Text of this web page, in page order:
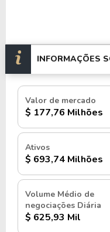
INFORMAÇÕES
Valor de mercado
$ 177,76 Milhões
Ativos
$ 693,74 Milhões
Volume Médio de
negociações Diária
$ 625,93 Mil